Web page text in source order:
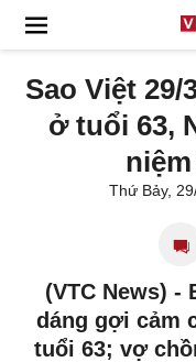
Sao Việt
ở tuổi 63,
Thứ Bảy,
(VTC News) -
dáng gợi cảm
tuổi 63; vợ